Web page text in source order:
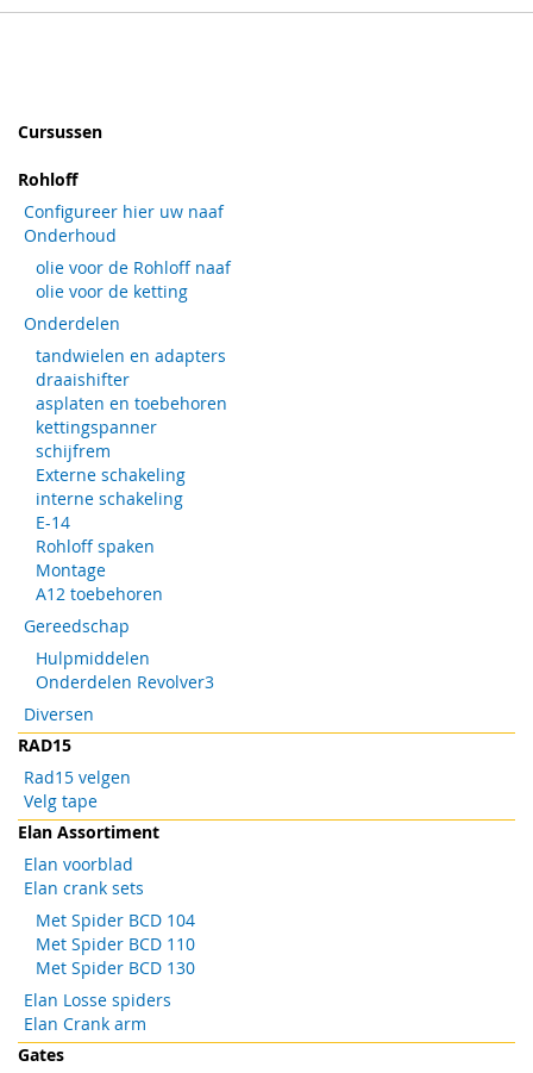
Cursussen
Rohloff
Configureer hier uw naaf
Onderhoud
olie voor de Rohloff naaf
olie voor de ketting
Onderdelen
tandwielen en adapters
draaishifter
asplaten en toebehoren
kettingspanner
schijfrem
Externe schakeling
interne schakeling
E-14
Rohloff spaken
Montage
A12 toebehoren
Gereedschap
Hulpmiddelen
Onderdelen Revolver3
Diversen
RAD15
Rad15 velgen
Velg tape
Elan Assortiment
Elan voorblad
Elan crank sets
Met Spider BCD 104
Met Spider BCD 110
Met Spider BCD 130
Elan Losse spiders
Elan Crank arm
Gates